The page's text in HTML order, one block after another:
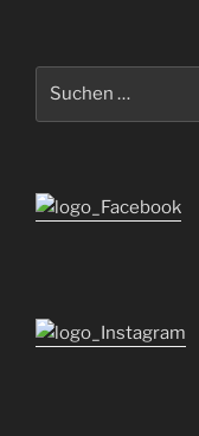
Suchen
nach: